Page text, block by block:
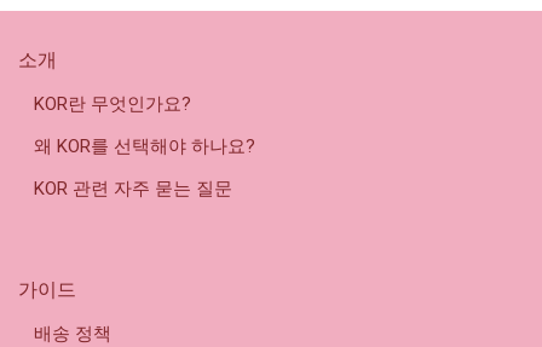
소개
KOR란 무엇인가요?
왜 KOR를 선택해야 하나요?
KOR 관련 자주 묻는 질문
가이드
배송 정책